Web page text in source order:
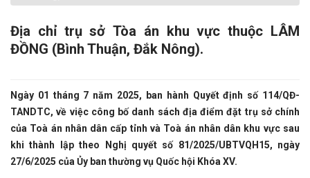
Địa chỉ trụ sở Tòa án khu vực thuộc LÂM
ĐỒNG (Bình Thuận, Đắk Nông).
Ngày 01 tháng 7 năm 2025, ban hành Quyết định số 114/QĐ-
TANDTC, về việc công bố danh sách địa điểm đặt trụ sở chính
của Toà án nhân dân cấp tỉnh và Toà án nhân dân khu vực sau
khi thành lập theo Nghị quyết số 81/2025/UBTVQH15, ngày
27/6/2025 của Ủy ban thường vụ Quốc hội Khóa XV.